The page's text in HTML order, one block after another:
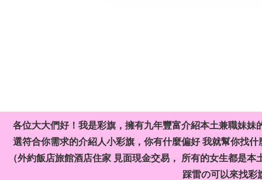
各位大大們好！我是彩旗，擁有九年豐富介紹本土兼職妹
選符合你需求的介紹人小彩旗，你有什麼偏好 我就幫你找
（外約飯店旅館酒店住家 見面現金交易， 所有的女生都是
踩雷の可以來找彩